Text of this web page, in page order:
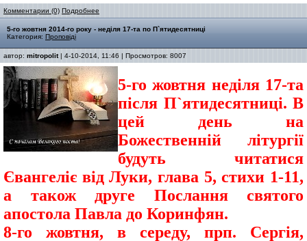
Комментарии (0) Подробнее
5-го жовтня 2014-го року - неділя 17-та по П`ятидесятниці
Категория: Проповіді
автор: mitropolit| 4-10-2014, 11:46 | Просмотров: 8007
5-го жовтня неділя 17-та
після П`ятидесятниці. В
цей день на
Божественній літургії
будуть читатися
Євангеліє від Луки, глава 5, стихи 1-11,
а також друге Послання святого
апостола Павла до Коринфян.
8-го жовтня, в середу, прп. Сергія,